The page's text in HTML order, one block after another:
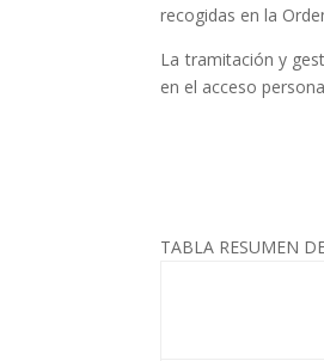
recogidas en la
La tramitación y
en el acceso
TABLA RESUMEN